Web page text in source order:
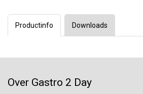
Productinfo Downloads
Over Gastro 2 Day